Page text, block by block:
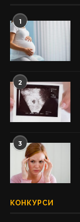
1
2
3
КОНКУРСИ